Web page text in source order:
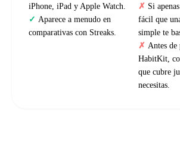
iPhone, iPad y Apple Watch.
Aparece a menudo en
comparativas con Streaks.
Si
fácil que
simple te
Antes de
HabitKit,
que cubre
necesitas.